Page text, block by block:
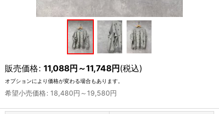
販売価格: 11,088円～11,748円(税込)
オプションにより価格が変わる場合もあります。
希望小売価格: 18,480円 ～19,580円